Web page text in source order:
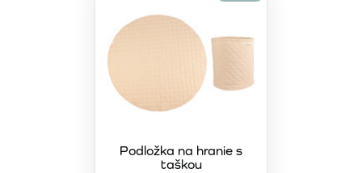
Podložka na hranie s
taškou